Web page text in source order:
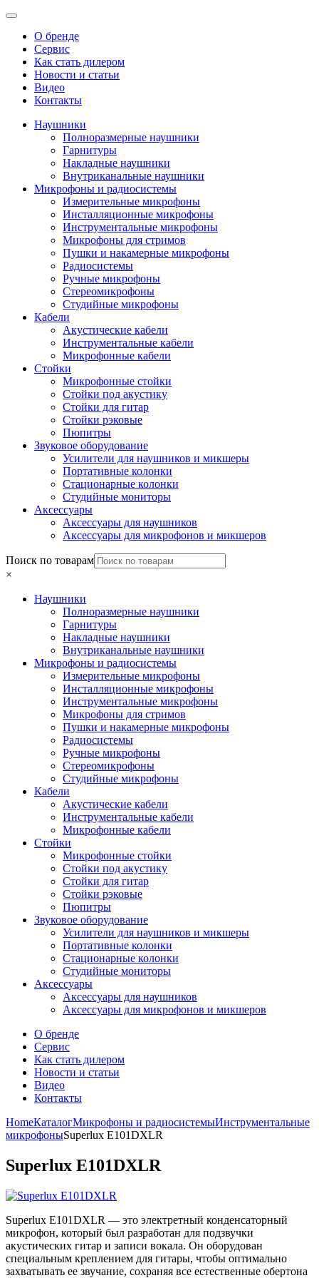
О бренде
Сервис
Как стать дилером
Новости и статьи
Видео
Контакты
Наушники
Полноразмерные наушники
Гарнитуры
Накладные наушники
Внутриканальные наушники
Микрофоны и радиосистемы
Измерительные микрофоны
Инсталляционные микрофоны
Инструментальные микрофоны
Микрофоны для стримов
Пушки и накамерные микрофоны
Радиосистемы
Ручные микрофоны
Стереомикрофоны
Студийные микрофоны
Кабели
Акустические кабели
Инструментальные кабели
Микрофонные кабели
Стойки
Микрофонные стойки
Стойки под акустику
Стойки для гитар
Стойки рэковые
Пюпитры
Звуковое оборудование
Усилители для наушников и микшеры
Портативные колонки
Стационарные колонки
Студийные мониторы
Аксессуары
Аксессуары для наушников
Аксессуары для микрофонов и микшеров
Поиск по товарам
×
Наушники
Полноразмерные наушники
Гарнитуры
Накладные наушники
Внутриканальные наушники
Микрофоны и радиосистемы
Измерительные микрофоны
Инсталляционные микрофоны
Инструментальные микрофоны
Микрофоны для стримов
Пушки и накамерные микрофоны
Радиосистемы
Ручные микрофоны
Стереомикрофоны
Студийные микрофоны
Кабели
Акустические кабели
Инструментальные кабели
Микрофонные кабели
Стойки
Микрофонные стойки
Стойки под акустику
Стойки для гитар
Стойки рэковые
Пюпитры
Звуковое оборудование
Усилители для наушников и микшеры
Портативные колонки
Стационарные колонки
Студийные мониторы
Аксессуары
Аксессуары для наушников
Аксессуары для микрофонов и микшеров
О бренде
Сервис
Как стать дилером
Новости и статьи
Видео
Контакты
HomeКаталогМикрофоны и радиосистемыИнструментальные
микрофоныSuperlux E101DXLR
Superlux E101DXLR
Superlux E101DXLR — это электретный конденсаторный
микрофон, который был разработан для подзвучки
акустических гитар и записи вокала. Он оборудован
специальным креплением для гитары, чтобы оптимально
захватывать ее звучание, сохраняя все естественные обертона